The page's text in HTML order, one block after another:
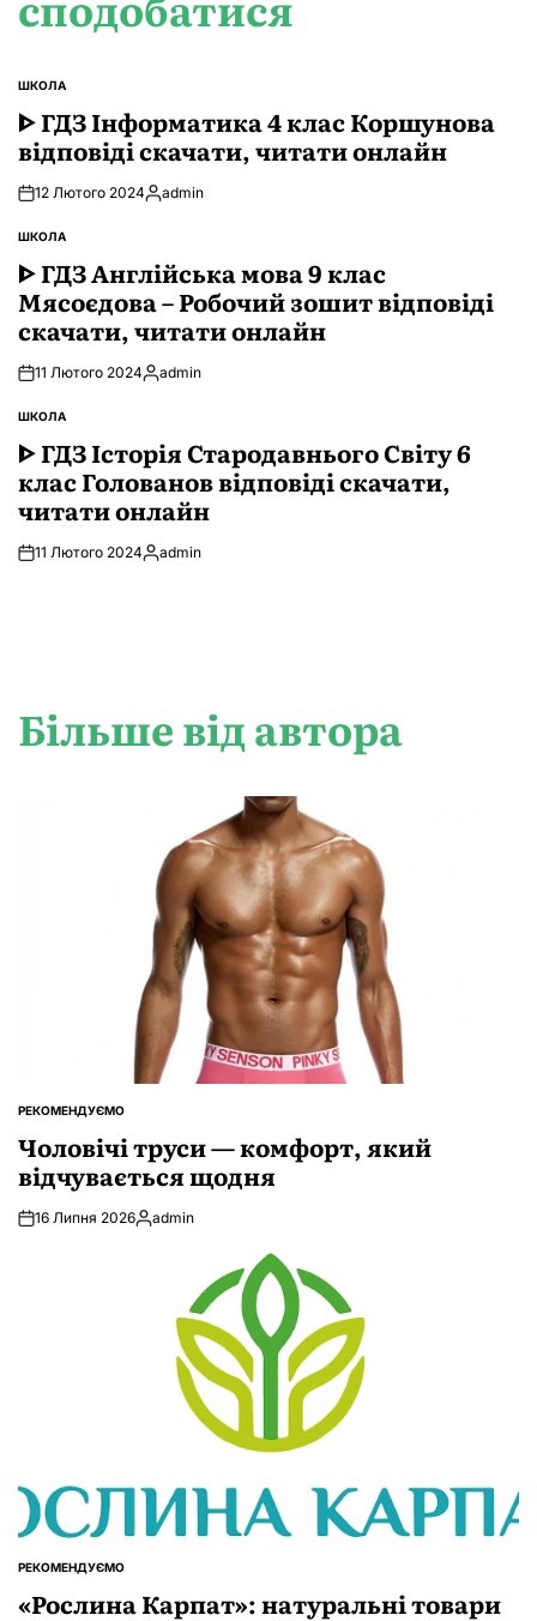
ОПУБЛІКУВАТИ
У
ШКОЛА
ᐈ ГДЗ Інформатика 4 клас Коршунова
відповіді скачати, читати онлайн
12 Лютого 2024Опубліковано
admin
ОПУБЛІКУВАТИ
У
ШКОЛА
ᐈ ГДЗ Англійська мова 9 клас
Мясоєдова – Робочий зошит відповіді
скачати, читати онлайн
11 Лютого 2024Опубліковано
admin
ОПУБЛІКУВАТИ
У
ШКОЛА
ᐈ ГДЗ Історія Стародавнього Свiту 6
клас Голованов відповіді скачати,
читати онлайн
11 Лютого 2024Опубліковано
admin
Більше від автора
ОПУБЛІКУВАТИ
РЕКОМЕНДУЄМО
Чоловічі труси — комфорт, який
відчувається щодня
16 Липня 2026Опубліковано
admin
ОПУБЛІКУВАТИ
РЕКОМЕНДУЄМО
«Рослина Карпат»: натуральні товари